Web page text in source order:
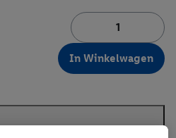
In Winkelwagen